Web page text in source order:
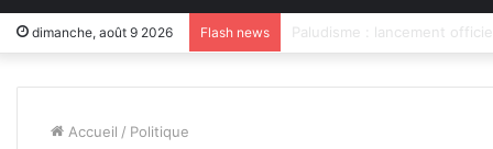
dimanche, août 9 2026 Flash news Transformation numérique :
Accueil / Politique